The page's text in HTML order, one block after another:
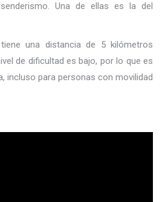
Una de ellas es la del
una distancia de 5 kilómetros
de dificultad es bajo, por lo que es
incluso para personas con movilidad